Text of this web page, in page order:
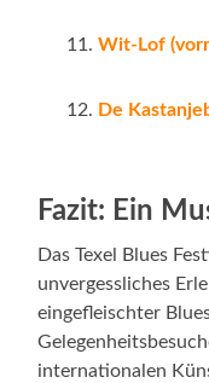
Wit-Lof
De
Fazit: Ein
Das Texel Blues
unvergessliches
eingefleischter
internationalen